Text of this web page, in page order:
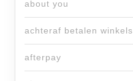
about you
achteraf betalen winkels
afterpay